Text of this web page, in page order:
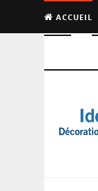
ACCUEIL
PISCINE,